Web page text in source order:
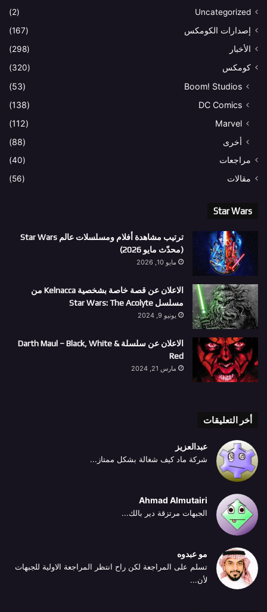
Uncategorized
(2)
إصدارات الكومكس
(167)
الأخبار
(298)
كومكس
(320)
Boom! Studios
(53)
DC Comics
(138)
Marvel
(112)
أخرى
(88)
مراجعات
(40)
مقالات
(56)
Star Wars
ترتيب مشاهدة أفلام ومسلسلات عالم Star Wars
(محدّث مايو 2026)
مايو 10, 2026
الاعلان عن قصة خاصة بشخصية Kelnacca من
مسلسل Star Wars: The Acolyte
يونيو 9, 2024
الاعلان عن سلسلة Darth Maul – Black, White &
Red
مارس 21, 2024
أخر التعليقات
عبدالعزيز
شركة ماد كيف شغالة بشكل ممتاز...
Ahmad Almutairi
الجبهات مرتزقة دير بالك...
مو عبدوه
تسلم على المراجعة لكن راح انتظر المراجعة الاولية للجبهات
لأن...